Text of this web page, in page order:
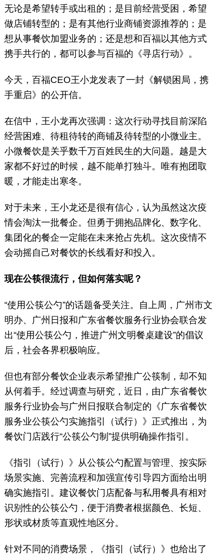
无论是希望转手或出租的；是目前经营受困，希望
做店铺转型的；是有其他行业商铺资源推荐的；是
想从事餐饮加盟业务的；还是想和百福以其他方式
携手共行的，都可以参与百福的《寻店行动》。
今天，百福CEO王小龙发表了一封《解锁困局，携
手重启》的公开信。
在信中，王小龙再次强调：这次行动寻找目前深陷
经营困难、待租待转的商铺及待转型的小微业主。
小微餐饮是关乎数千万百姓民生的大问题。越是大
家都不好过的时候，越不能单打独斗。唯有抱团取
暖，才能走出寒冬。
对于未来，王小龙还是很有信心，认为虽然这次疫
情会淘汰一批餐企。但勇于拥抱品牌化、数字化、
集团化的餐企一定能在未来抢占先机。这次疫情不
会动摇自己对餐饮的长线看好和投入。
现在公筷很流行，但如何落实呢？
“使用公筷公勺”的话题备受关注。自上周，广州市文
明办、广州日报和广东省餐饮服务行业协会联合发
出“使用公筷公勺，推进广州文明餐桌建设”的倡议
后，社会各界积极响应。
但也有部分餐饮企业表示希望推广公筷制，却不知
从何着手。经过调查与研究，近日，由广东省餐饮
服务行业协会与广州日报联合制定的《广东省餐饮
服务业公筷公勺实施指引（试行）》正式推出，为
餐饮门店践行“公筷公勺制”提供明确操作指引。
《指引（试行）》从公筷公勺配置与管理、按实际
场景实施、完善流程和加强宣传引导四方面给出明
确实施指引。建议餐饮门店配备与私用餐具有相对
识别性的公筷公勺，便于消费者根据颜色、长短、
形状或材质等直观性地区分。
针对不同的消费场景，《指引（试行）》也给出了